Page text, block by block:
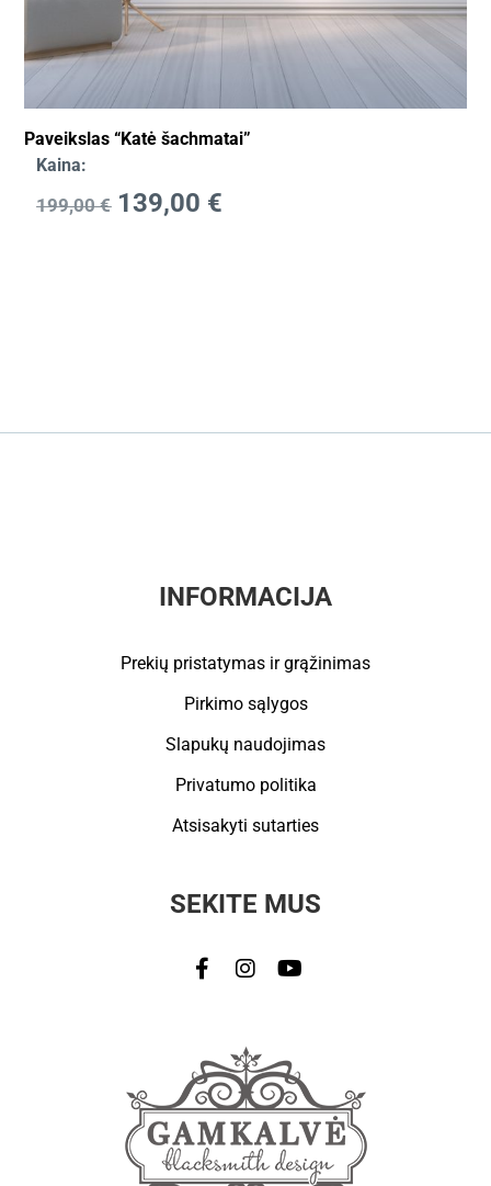
Paveikslas “Katė šachmatai”
Kaina:
199,00€ 139,00 €
INFORMACIJA
Prekių pristatymas ir grąžinimas
Pirkimo sąlygos
Slapukų naudojimas
Privatumo politika
Atsisakyti sutarties
SEKITE MUS